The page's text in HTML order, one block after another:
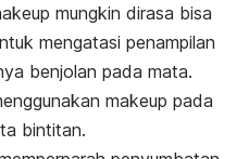
mungkin dirasa bisa
mengatasi penampilan
benjolan pada mata.
makeup pada
bintitan.